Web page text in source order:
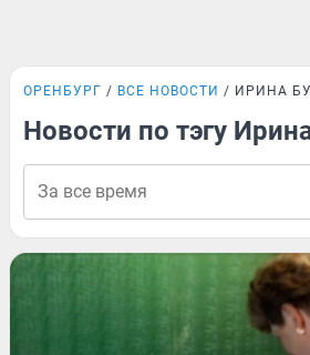
ОРЕНБУРГ ВСЕ НОВОСТИ ИРИНА
Новости по тэгу